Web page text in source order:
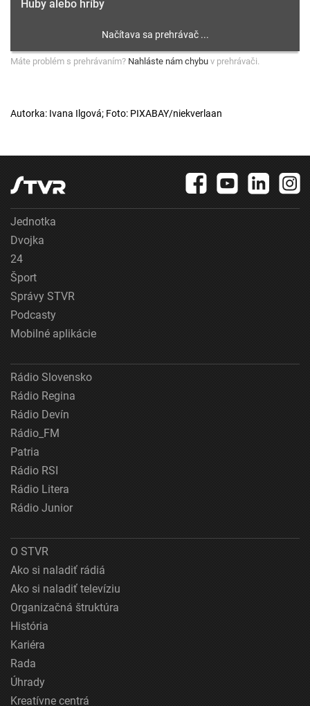
Huby alebo hríby
Máte problém s prehrávaním? Nahláste nám chybu v prehrávači.
Autorka: Ivana Ilgová; Foto: PIXABAY/niekverlaan
Jednotka
Dvojka
24
Šport
Správy STVR
Podcasty
Mobilné aplikácie
Rádio Slovensko
Rádio Regina
Rádio Devín
Rádio_FM
Patria
Rádio RSI
Rádio Litera
Rádio Junior
O STVR
Ako si naladiť rádiá
Ako si naladiť televíziu
Organizačná štruktúra
História
Kariéra
Rada
Úhrady
Kreatívne centrá